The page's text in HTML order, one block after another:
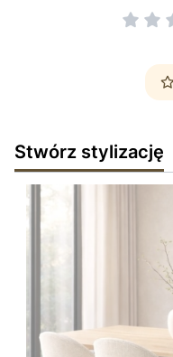
Stwórz stylizację